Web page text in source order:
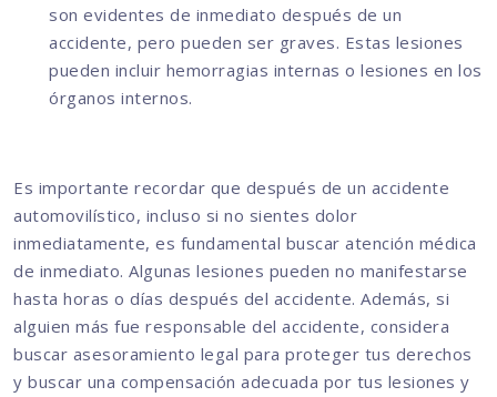
son evidentes de inmediato después de un
accidente, pero pueden ser graves. Estas lesiones
pueden incluir hemorragias internas o lesiones en los
órganos internos.
Es importante recordar que después de un accidente
automovilístico, incluso si no sientes dolor
inmediatamente, es fundamental buscar atención médica
de inmediato. Algunas lesiones pueden no manifestarse
hasta horas o días después del accidente. Además, si
alguien más fue responsable del accidente, considera
buscar asesoramiento legal para proteger tus derechos
y buscar una compensación adecuada por tus lesiones y